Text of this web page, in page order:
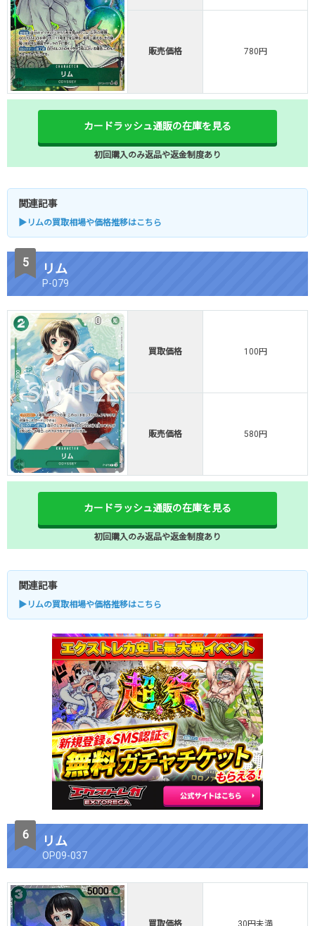
販売価格 780円
カードラッシュ通販の在庫を見る
初回購入のみ返品や返金制度あり
関連記事
▶リムの買取相場や価格推移はこちら
リム
P-079
買取価格 100円
販売価格 580円
カードラッシュ通販の在庫を見る
初回購入のみ返品や返金制度あり
関連記事
▶リムの買取相場や価格推移はこちら
リム
OP09-037
買取価格 30円未満